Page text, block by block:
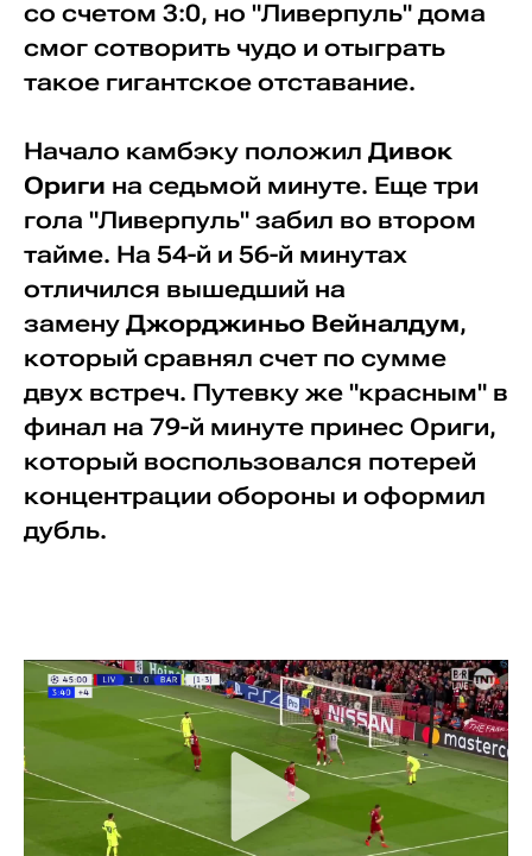
со счетом 3:0, но "Ливерпуль" дома
смог сотворить чудо и отыграть
такое гигантское отставание.
Начало камбэку положил Дивок
Ориги на седьмой минуте. Еще три
гола "Ливерпуль" забил во втором
тайме. На 54-й и 56-й минутах
отличился вышедший на
замену Джорджиньо Вейналдум,
который сравнял счет по сумме
двух встреч. Путевку же "красным" в
финал на 79-й минуте принес Ориги,
который воспользовался потерей
концентрации обороны и оформил
дубль.